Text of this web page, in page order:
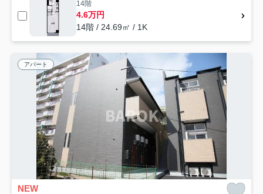
14階
4.6万円
14階 / 24.69㎡ / 1K
アパート
NEW